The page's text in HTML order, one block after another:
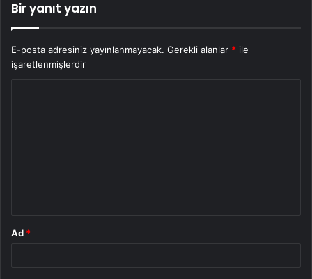
Bir yanıt yazın
E-posta adresiniz yayınlanmayacak. Gerekli alanlar * ile
işaretlenmişlerdir
Ad *